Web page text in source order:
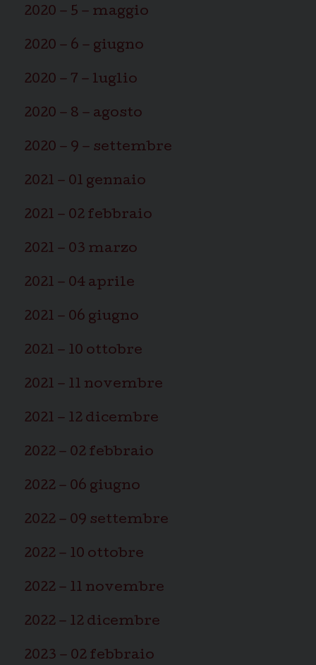
2020 – 5 – maggio
2020 – 6 – giugno
2020 – 7 – luglio
2020 – 8 – agosto
2020 – 9 – settembre
2021 – 01 gennaio
2021 – 02 febbraio
2021 – 03 marzo
2021 – 04 aprile
2021 – 06 giugno
2021 – 10 ottobre
2021 – 11 novembre
2021 – 12 dicembre
2022 – 02 febbraio
2022 – 06 giugno
2022 – 09 settembre
2022 – 10 ottobre
2022 – 11 novembre
2022 – 12 dicembre
2023 – 02 febbraio